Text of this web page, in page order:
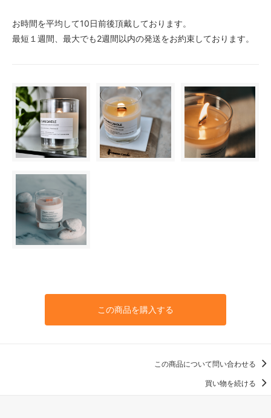
お時間を平均して10日前後頂戴しております。
最短１週間、最大でも2週間以内の発送をお約束しております。
この商品を購入する
この商品について問い合わせる
買い物を続ける